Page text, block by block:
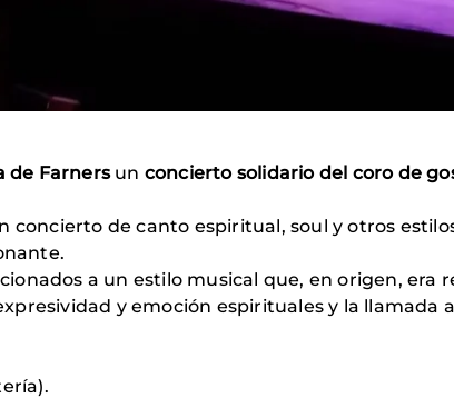
de Farnersun concierto solidario del coro de
concierto de canto espiritual, soul y otros
a un estilo musical que, en origen, era
y emoción espirituales y la llamada